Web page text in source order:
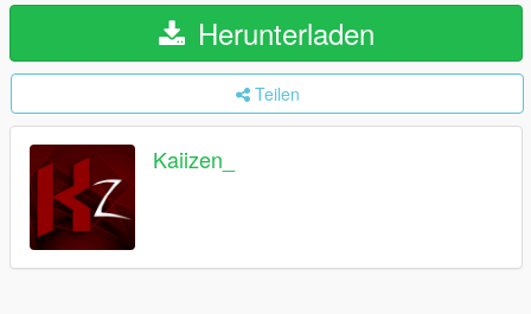
Herunterladen
Teilen
Kaiizen_